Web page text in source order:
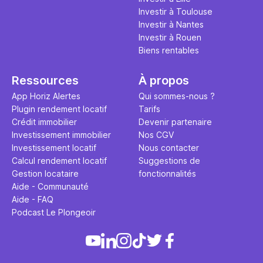
Investir à Toulouse
Investir à Nantes
Investir à Rouen
Biens rentables
Ressources
App Horiz Alertes
Plugin rendement locatif
Crédit immobilier
Investissement immobilier
Investissement locatif
Calcul rendement locatif
Gestion locataire
Aide - Communauté
Aide - FAQ
Podcast Le Plongeoir
À propos
Qui sommes-nous ?
Tarifs
Devenir partenaire
Nos CGV
Nous contacter
Suggestions de
fonctionnalités